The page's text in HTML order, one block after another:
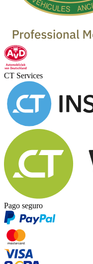
CT Services
Pago seguro